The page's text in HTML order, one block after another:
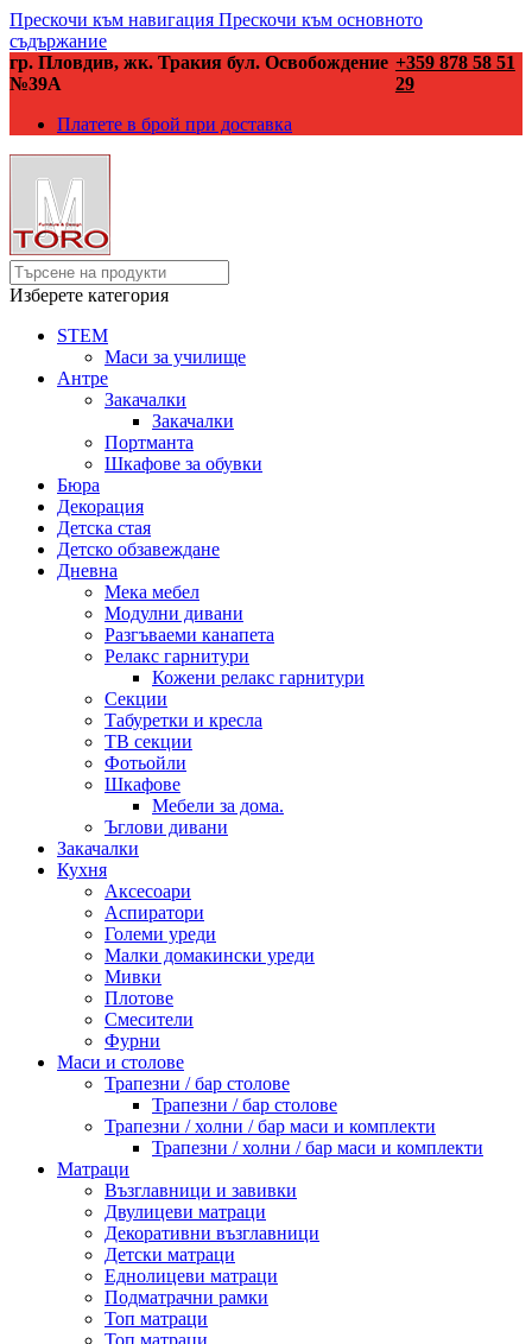
Прескочи към навигация Прескочи към основното
съдържание
гр. Пловдив, жк. Тракия бул. Освобождение
№39А
+359 878 58 51
29
Платете в брой при доставка
Изберете категория
STEM
Маси за училище
Антре
Закачалки
Закачалки
Портманта
Шкафове за обувки
Бюра
Декорация
Детска стая
Детско обзавеждане
Дневна
Мека мебел
Модулни дивани
Разгъваеми канапета
Релакс гарнитури
Кожени релакс гарнитури
Секции
Табуретки и кресла
ТВ секции
Фотьойли
Шкафове
Мебели за дома.
Ъглови дивани
Закачалки
Кухня
Аксесоари
Аспиратори
Големи уреди
Малки домакински уреди
Мивки
Плотове
Смесители
Фурни
Маси и столове
Трапезни / бар столове
Трапезни / бар столове
Трапезни / холни / бар маси и комплекти
Трапезни / холни / бар маси и комплекти
Матраци
Възглавници и завивки
Двулицеви матраци
Декоративни възглавници
Детски матраци
Еднолицеви матраци
Подматрачни рамки
Топ матраци
Топ матраци